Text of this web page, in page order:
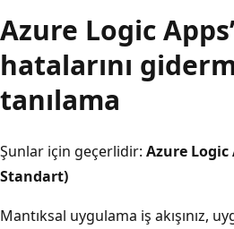
Azure Logic
hatalarını
tanılama
Şunlar için geçerlidir: Azure Logic
Standart)
Mantıksal uygulama iş akışınız,